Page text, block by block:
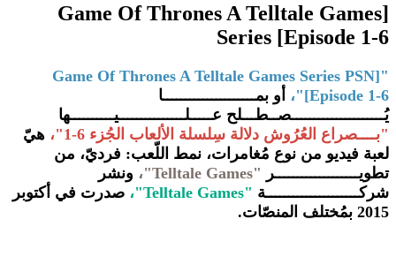
[Game Of Thrones A Telltale Games
Series [Episode 1-6
"
[
Game Of Thrones A Telltale Games Series PSN
[Episode 1-6"،
أو بمـــــــــــــــــــــا
يُـــــــــــــــــــــصــطـــلح عـــــلـــــــــــــــيــــــــــها
"بــــصراع العُرُوش دلالة سِلسلة الألعاب الجُزء 6-1"،
هيّ
لعبة فيديو من نوع مُغامرات، نمط اللّعب: فرديّ، من
تطويـــــــــــــــــــر "Telltale Games"،
ونشر
شركـــــــــــــــــــــة "Telltale Games"،
صدرت في أكتوبر
2015 بمُختلف المنصّات.